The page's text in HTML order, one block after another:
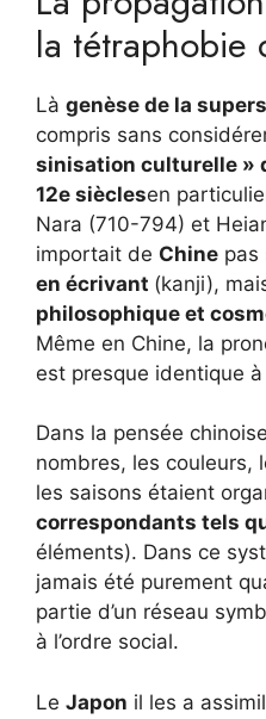
la tétraphobie
Là genèse de la
compris sans
sinisation culturelle »
12e sièclesen
Nara (710-794) et
importait de Chine pas
en écrivant (kanji),
philosophique et
Même en Chine, la
est presque identique
Dans la pensée
nombres, les couleurs,
les saisons étaient
correspondants tels
éléments). Dans ce
jamais été purement
partie d’un réseau
à l’ordre social.
Le Japon il les a